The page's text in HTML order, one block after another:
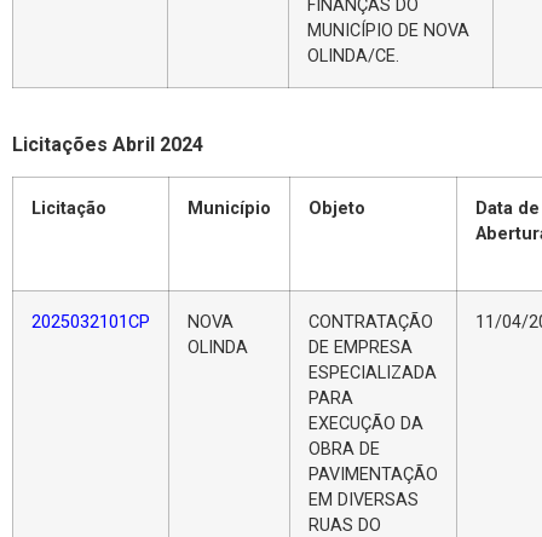
FINANÇAS DO
MUNICÍPIO DE NOVA
OLINDA/CE.
Licitações Abril 2024
Licitação Município Objeto
Data de
2025032101CP
NOVA
OLINDA
CONTRATAÇÃO
DE EMPRESA
ESPECIALIZADA
PARA
EXECUÇÃO DA
OBRA DE
PAVIMENTAÇÃO
EM DIVERSAS
RUAS DO
11/04/